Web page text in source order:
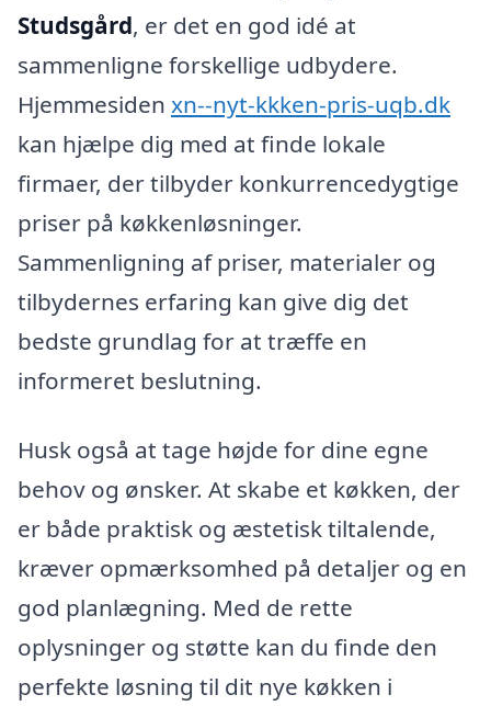
Studsgård, er det en god idé at
sammenligne forskellige udbydere.
Hjemmesiden xn--nyt-kkken-pris-uqb.dk
kan hjælpe dig med at finde lokale
firmaer, der tilbyder konkurrencedygtige
priser på køkkenløsninger.
Sammenligning af priser, materialer og
tilbydernes erfaring kan give dig det
bedste grundlag for at træffe en
informeret beslutning.
Husk også at tage højde for dine egne
behov og ønsker. At skabe et køkken, der
er både praktisk og æstetisk tiltalende,
kræver opmærksomhed på detaljer og en
god planlægning. Med de rette
oplysninger og støtte kan du finde den
perfekte løsning til dit nye køkken i